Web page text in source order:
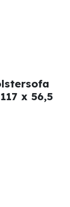
x 56,5